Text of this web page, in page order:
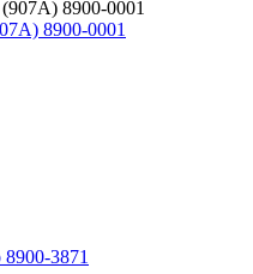
8900-0001
3871